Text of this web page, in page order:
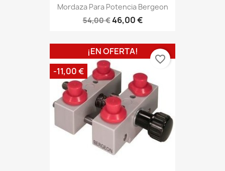
Mordaza Para Potencia Bergeon
54,00 €46,00 €
¡EN OFERTA!
-11,00 €
favorite_border